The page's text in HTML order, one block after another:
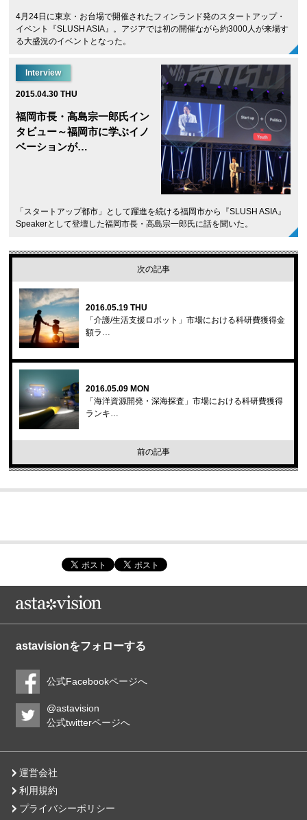
4月24日に東京・お台場で開催されたフィンランド発のスタートアップ・
イベント『SLUSH ASIA』。アジアでは初の開催ながら約3000人が来場す
る大盛況のイベントとなった。
Interview
2015.04.30 THU
福岡市長・高島宗一郎氏イン
タビュー～福岡市に学ぶイノ
ベーションが…
「スタートアップ都市」として躍進を続ける福岡市から『SLUSH ASIA』
Speakerとして登壇した福岡市長・高島宗一郎氏に話を聞いた。
次の記事
2016.05.19 THU
「介護/生活支援ロボット」市場における科研費獲得金
額ラ…
2016.05.09 MON
「海洋資源開発・深海探査」市場における科研費獲得
ランキ…
前の記事
astavisionをフォローする
公式Facebookページへ
@astavision
公式twitterページへ
運営会社
利用規約
プライバシーポリシー